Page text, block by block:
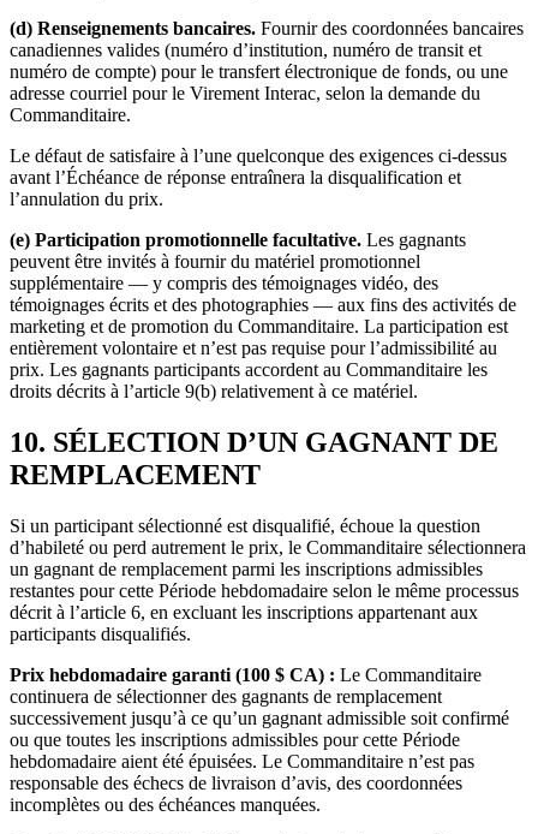
(d) Renseignements bancaires. Fournir des coordonnées bancaires
canadiennes valides (numéro d’institution, numéro de transit et
numéro de compte) pour le transfert électronique de fonds, ou une
adresse courriel pour le Virement Interac, selon la demande du
Commanditaire.
Le défaut de satisfaire à l’une quelconque des exigences ci-dessus
avant l’Échéance de réponse entraînera la disqualification et
l’annulation du prix.
(e) Participation promotionnelle facultative. Les gagnants
peuvent être invités à fournir du matériel promotionnel
supplémentaire — y compris des témoignages vidéo, des
témoignages écrits et des photographies — aux fins des activités de
marketing et de promotion du Commanditaire. La participation est
entièrement volontaire et n’est pas requise pour l’admissibilité au
prix. Les gagnants participants accordent au Commanditaire les
droits décrits à l’article 9(b) relativement à ce matériel.
10. SÉLECTION D’UN GAGNANT DE
REMPLACEMENT
Si un participant sélectionné est disqualifié, échoue la question
d’habileté ou perd autrement le prix, le Commanditaire sélectionnera
un gagnant de remplacement parmi les inscriptions admissibles
restantes pour cette Période hebdomadaire selon le même processus
décrit à l’article 6, en excluant les inscriptions appartenant aux
participants disqualifiés.
Prix hebdomadaire garanti (100 $ CA) : Le Commanditaire
continuera de sélectionner des gagnants de remplacement
successivement jusqu’à ce qu’un gagnant admissible soit confirmé
ou que toutes les inscriptions admissibles pour cette Période
hebdomadaire aient été épuisées. Le Commanditaire n’est pas
responsable des échecs de livraison d’avis, des coordonnées
incomplètes ou des échéances manquées.